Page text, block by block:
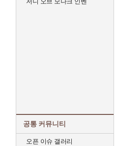
공통 커뮤니티
오픈 이슈 갤러리